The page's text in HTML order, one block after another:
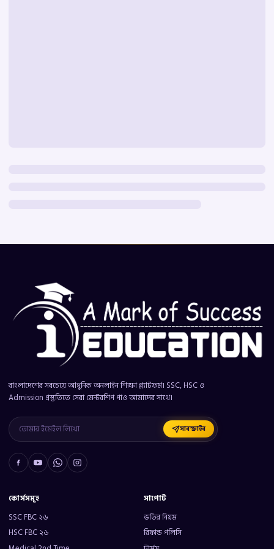
বাংলাদেশের সবচেয়ে আধুনিক অনলাইন শিক্ষা প্ল্যাটফর্ম। SSC, HSC ও
Admission প্রস্তুতিতে সেরা মেন্টরশিপ পাও আমাদের সাথে।
সাবস্ক্রাইব
কোর্সসমূহ
SSC FBC ২৬
HSC FBC ২৬
সাপোর্ট
ভর্তির নিয়ম
রিফান্ড পলিসি